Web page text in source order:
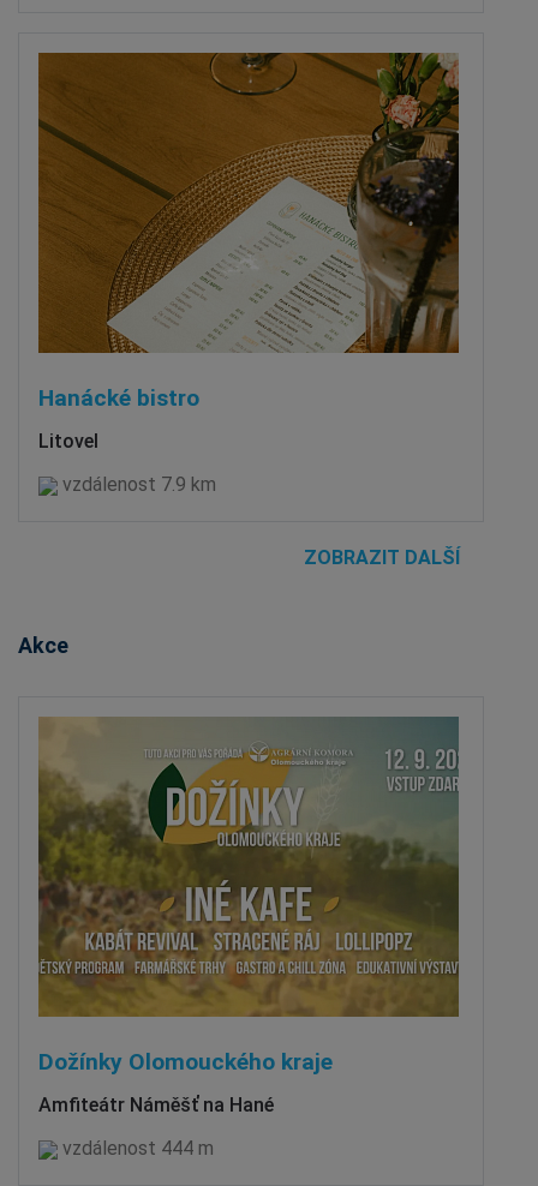
Hanácké bistro
Litovel
vzdálenost 7.9 km
ZOBRAZIT DALŠÍ
Akce
Dožínky Olomouckého kraje
Amfiteátr Náměšť na Hané
vzdálenost 444 m